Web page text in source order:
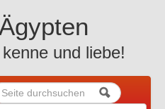
und liebe!